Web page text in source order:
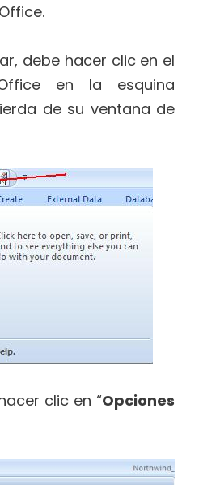
debe hacer clic en el
en la esquina
de su ventana de
clic en “Opciones